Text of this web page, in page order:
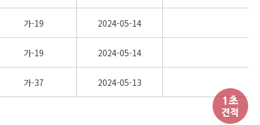
가-19 2024-05-14
가-19 2024-05-14
가-37 2024-05-13